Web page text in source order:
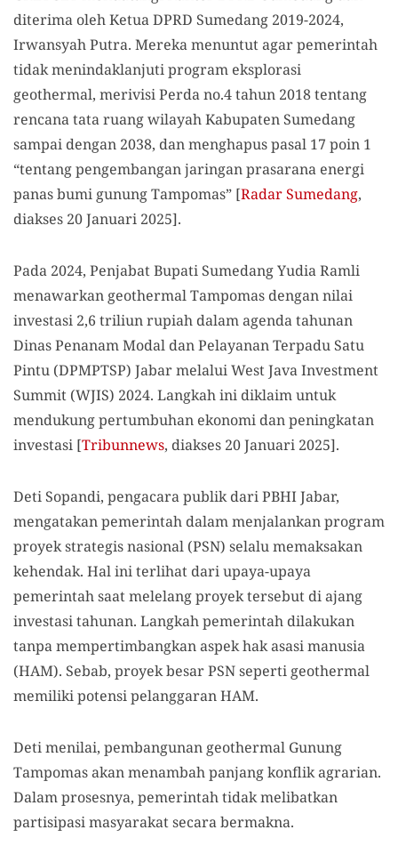
diterima oleh Ketua DPRD Sumedang 2019-2024,
Irwansyah Putra. Mereka menuntut agar pemerintah
tidak menindaklanjuti program eksplorasi
geothermal, merivisi Perda no.4 tahun 2018 tentang
rencana tata ruang wilayah Kabupaten Sumedang
sampai dengan 2038, dan menghapus pasal 17 poin 1
“tentang pengembangan jaringan prasarana energi
panas bumi gunung Tampomas” [Radar Sumedang,
diakses 20 Januari 2025].
Pada 2024, Penjabat Bupati Sumedang Yudia Ramli
menawarkan geothermal Tampomas dengan nilai
investasi 2,6 triliun rupiah dalam agenda tahunan
Dinas Penanam Modal dan Pelayanan Terpadu Satu
Pintu (DPMPTSP) Jabar melalui West Java Investment
Summit (WJIS) 2024. Langkah ini diklaim untuk
mendukung pertumbuhan ekonomi dan peningkatan
investasi [Tribunnews, diakses 20 Januari 2025].
Deti Sopandi, pengacara publik dari PBHI Jabar,
mengatakan pemerintah dalam menjalankan program
proyek strategis nasional (PSN) selalu memaksakan
kehendak. Hal ini terlihat dari upaya-upaya
pemerintah saat melelang proyek tersebut di ajang
investasi tahunan. Langkah pemerintah dilakukan
tanpa mempertimbangkan aspek hak asasi manusia
(HAM). Sebab, proyek besar PSN seperti geothermal
memiliki potensi pelanggaran HAM.
Deti menilai, pembangunan geothermal Gunung
Tampomas akan menambah panjang konflik agrarian.
Dalam prosesnya, pemerintah tidak melibatkan
partisipasi masyarakat secara bermakna.